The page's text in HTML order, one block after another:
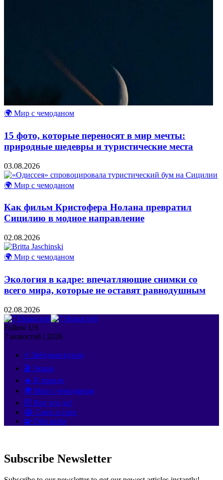
🌍 Мир с чемоданом
15 фото, которые переносят в мир мечты:
природные шедевры и туристические места
03.08.2026
🌍 Мир с чемоданом
Как фильм Кристофера Нолана превратил
Сицилию в модное направление
02.08.2026
🌍 Мир с чемоданом
Экология в кадре: впечатляющие снимки со
всего мира, которые не оставят равнодушным
02.08.2026
Follow US
7 новостей | 2026
⭐ Звёздная кухня
🎬 Экран
🔥 В тренде
🌍 Мир с чемоданом
🤯 Вот это да!
😂 Смех и грех
🧩 Обо всём
Subscribe Newsletter